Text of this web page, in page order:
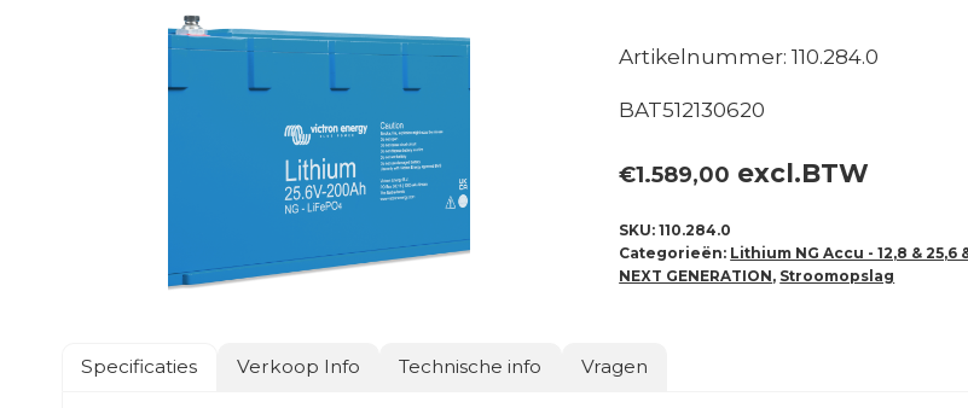
Artikelnummer: 110.284.0
BAT512130620
€1.589,00 excl.BTW
SKU:110.284.0
Categorieën: Lithium NG Accu - 12,8 & 25,6
NEXT GENERATION, Stroomopslag
Specificaties Verkoop Info Technische info Vragen